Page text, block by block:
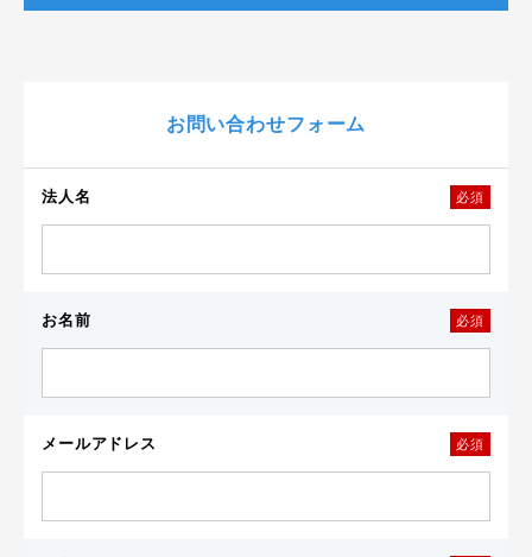
お問い合わせフォーム
法人名 必須
お名前 必須
メールアドレス 必須